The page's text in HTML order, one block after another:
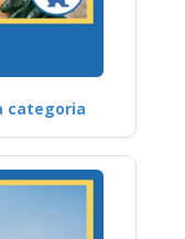
categoria